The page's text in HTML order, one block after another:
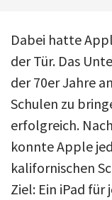
Dabei hatte
der Tür. Das
der 70er Jahre
Schulen zu
erfolgreich.
konnte Apple
kalifornischen
Ziel: Ein iPad für